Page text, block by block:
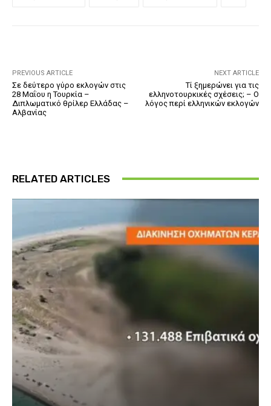
PREVIOUS ARTICLE
Σε δεύτερο γύρο εκλογών στις
28 Μαΐου η Τουρκία –
Διπλωματικό θρίλερ Ελλάδας –
Αλβανίας
NEXT ARTICLE
Τί ξημερώνει για τις
ελληνοτουρκικές σχέσεις; – Ο
λόγος περί ελληνικών εκλογών
RELATED ARTICLES